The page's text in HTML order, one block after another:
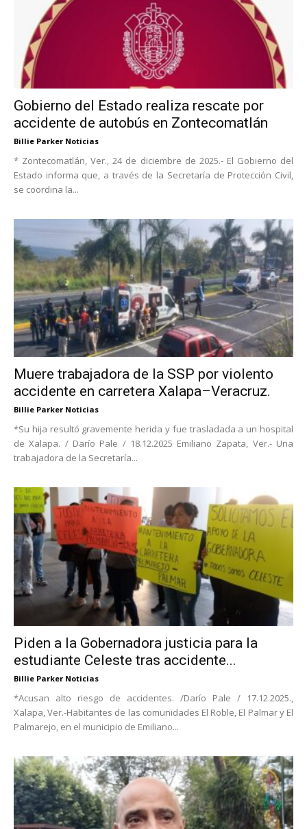
Gobierno del Estado realiza rescate por
accidente de autobús en Zontecomatlán
Billie Parker Noticias
* Zontecomatlán, Ver., 24 de diciembre de 2025.- El Gobierno del
Estado informa que, a través de la Secretaría de Protección Civil,
se coordina la...
Muere trabajadora de la SSP por violento
accidente en carretera Xalapa–Veracruz.
Billie Parker Noticias
*Su hija resultó gravemente herida y fue trasladada a un hospital
de Xalapa. / Darío Pale / 18.12.2025 Emiliano Zapata, Ver.- Una
trabajadora de la Secretaría...
Piden a la Gobernadora justicia para la
estudiante Celeste tras accidente...
Billie Parker Noticias
*Acusan alto riesgo de accidentes. /Darío Pale / 17.12.2025.,
Xalapa, Ver.-Habitantes de las comunidades El Roble, El Palmar y El
Palmarejo, en el municipio de Emiliano...